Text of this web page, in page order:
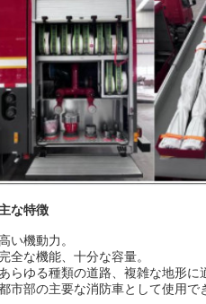
な特徴
い機動力。
全な機能、十分な容量。
らゆる種類の道路、複雑な地形に
市部の主要な消防車として使用で